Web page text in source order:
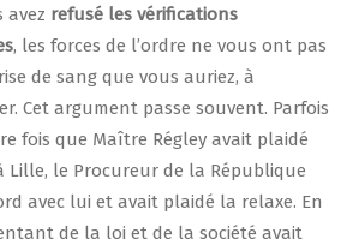
avez refusé les vérifications
, les forces de l’ordre ne vous ont pas
de sang que vous auriez, à
Cet argument passe souvent. Parfois
fois que Maître Régley avait plaidé
Lille, le Procureur de la République
avec lui et avait plaidé la relaxe. En
de la loi et de la société avait